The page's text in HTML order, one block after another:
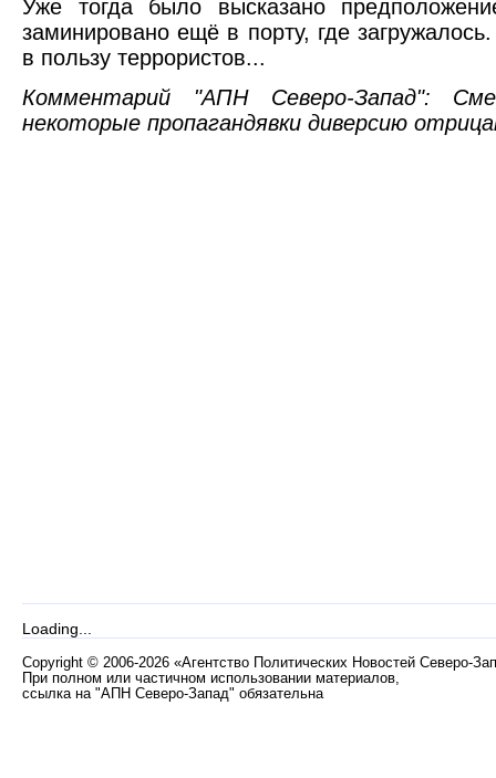
Уже тогда было высказано
заминировано ещё в порту, где
в пользу террористов...
Комментарий "АПН Северо-Запад":
некоторые пропагандявки диверсию
Loading...
Copyright © 2006-2026 «Агентство Политических Новостей Северо-
При полном или частичном использовании материалов,
ссылка на "АПН Северо-Запад" обязательна